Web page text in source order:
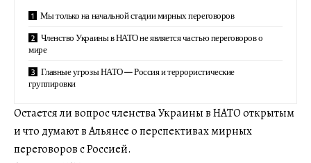
Мы только на начальной стадии мирных переговоров
Членство Украины в НАТО не является частью переговоров о
мире
Главные угрозы НАТО — Россия и террористические
группировки
Остается ли вопрос членства Украины в НАТО открытым
и что думают в Альянсе о перспективах мирных
переговоров с Россией.